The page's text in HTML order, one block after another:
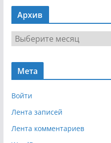
в
г
я
Архив
р
х
Мета
Войти
Лента записей
Лента комментариев